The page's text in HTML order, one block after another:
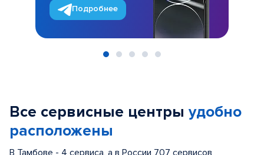
Подробнее
Все сервисные центры удобно
расположены
В Тамбове - 4 сервиса, а в России 707 сервисов